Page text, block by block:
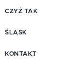
CZYŻ TAK
ŚLĄSK
KONTAKT